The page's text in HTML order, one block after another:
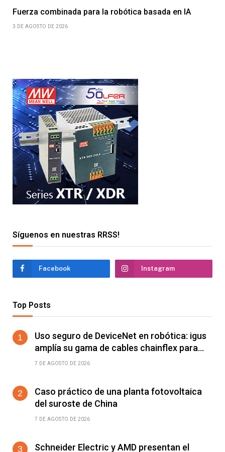
Fuerza combinada para la robótica basada en IA
3 DE AGOSTO DE 2026
Síguenos en nuestras RRSS!
Facebook Instagram
Top Posts
Uso seguro de DeviceNet en robótica: igus
amplía su gama de cables chainflex para
torsión de ±360°/m
7 DE AGOSTO DE 2026
Caso práctico de una planta fotovoltaica
del suroste de China
7 DE AGOSTO DE 2026
Schneider Electric y AMD presentan el